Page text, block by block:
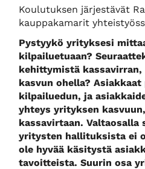
Koulutuksen järjestävät
kauppakamarit
Pystyykö yrityksesi
kilpailuetuaan?
kehittymistä kassavirran,
kasvun ohella?
kilpailuedun, ja
yhteys yrityksen
kassavirtaan. Valtaosalla
yritysten hallituksista ei
ole hyvää käsitystä
tavoitteista. Suurin osa